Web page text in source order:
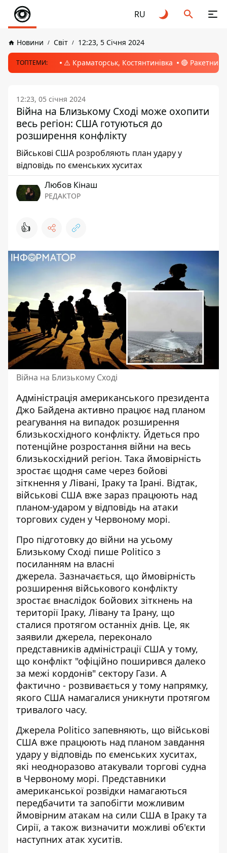
RU
Новини Світ 12:23, 5 Січня 2024
ТОПТЕМИ: ⚠️ Краматорськ, Костянтинівка 🔴 Ракетний
12:23, 05 січня 2024
Війна на Близькому Сході може охопити
весь регіон: США готуються до
розширення конфлікту
Військові США розробляють план удару у
відповідь по єменських хуситах
Любов Кінаш
РЕДАКТОР
👍
Війна на Близькому Сході
Адміністрація американського президента
Джо Байдена активно працює над планом
реагування на випадок розширення
близькосхідного конфлікту. Йдеться про
потенційне розростання війни на весь
близькосхідний регіон. Така ймовірність
зростає щодня саме через бойові
зіткнення у Лівані, Іраку та Ірані. Відтак,
військові США вже зараз працюють над
планом-ударом у відповідь на атаки
торгових суден у Червоному морі.
Про підготовку до війни на усьому
Близькому Сході пише Politico з
посиланням на власні
джерела. Зазначається, що ймовірність
розширення військового конфлікту
зростає внаслідок бойових зіткнень на
території Іраку, Лівану та Ірану, що
сталися протягом останніх днів. Це, як
заявили джерела, переконало
представників адміністрації США у тому,
що конфлікт "офіційно поширився далеко
за межі кордонів" сектору Гази. А
фактично - розвивається у тому напрямку,
якого США намагалися уникнути протягом
тривалого часу.
Джерела Politico запевняють, що військові
США вже працюють над планом завдання
удару у відповідь по єменських хуситах,
які неодноразово атакували торгові судна
в Червоному морі. Представники
американської розвідки намагаються
передбачити та запобігти можливим
ймовірним атакам на сили США в Іраку та
Сирії, а також визначити можливі об'єкти
наступних атак хуситів.